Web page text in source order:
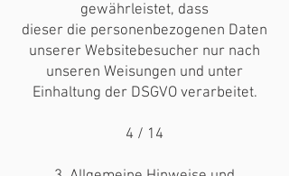
gewährleistet, dass
dieser die personenbezogenen Daten
unserer Websitebesucher nur nach
unseren Weisungen und unter
Einhaltung der DSGVO verarbeitet.
4 / 14